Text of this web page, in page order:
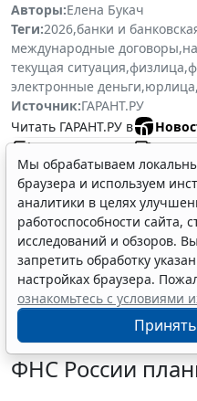
Авторы:Елена Букач
Теги:2026,банки и
международные договоры,
текущая ситуация,физлица,
электронные деньги,юрлица,
Источник:ГАРАНТ.РУ
Читать ГАРАНТ.РУ в
Документы по теме:
Налоговый кодекс
Федеральный закон от 10
валютном регулировании и
Читайте также:
ФНС России
Мы обрабатываем
браузера и используем
аналитики в целях
работоспособности сайта,
исследований и обзоров.
запретить обработку
настройках браузера.
ознакомьтесь с условиями
Принять